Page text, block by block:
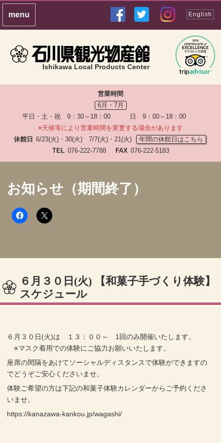
Ishikawa Local Products Center
English
営業時間
6月・7月
平日・土・祝 9：30～18：00 日 9：00～18：00
※天候等により営業時間を変更する場合があります
休館日 6/23(火)・30(火) 7/7(火)・21(火)
年間の休館日はこちら
TEL 076-222-7788 FAX 076-222-5183
お知らせ（期間終了）
６月３０日(火) 【和菓子手づくり体験】
スケジュール
６月３０日(火)は １３：００～ 1回のみ開催いたします。
※マスク着用での体験にご協力お願いいたします。
座席の間隔をあけてソーシャルディスタンスで体験ができますの
でどうぞご安心くださいませ。
体験ご希望の方は下記の和菓子体験カレンダーからご予約くださ
いませ。
https://kanazawa-kankou.jp/wagashi/